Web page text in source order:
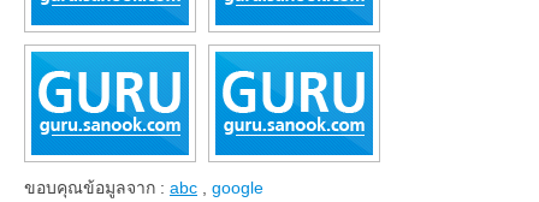
ขอบคุณข้อมูลจาก : abc
google